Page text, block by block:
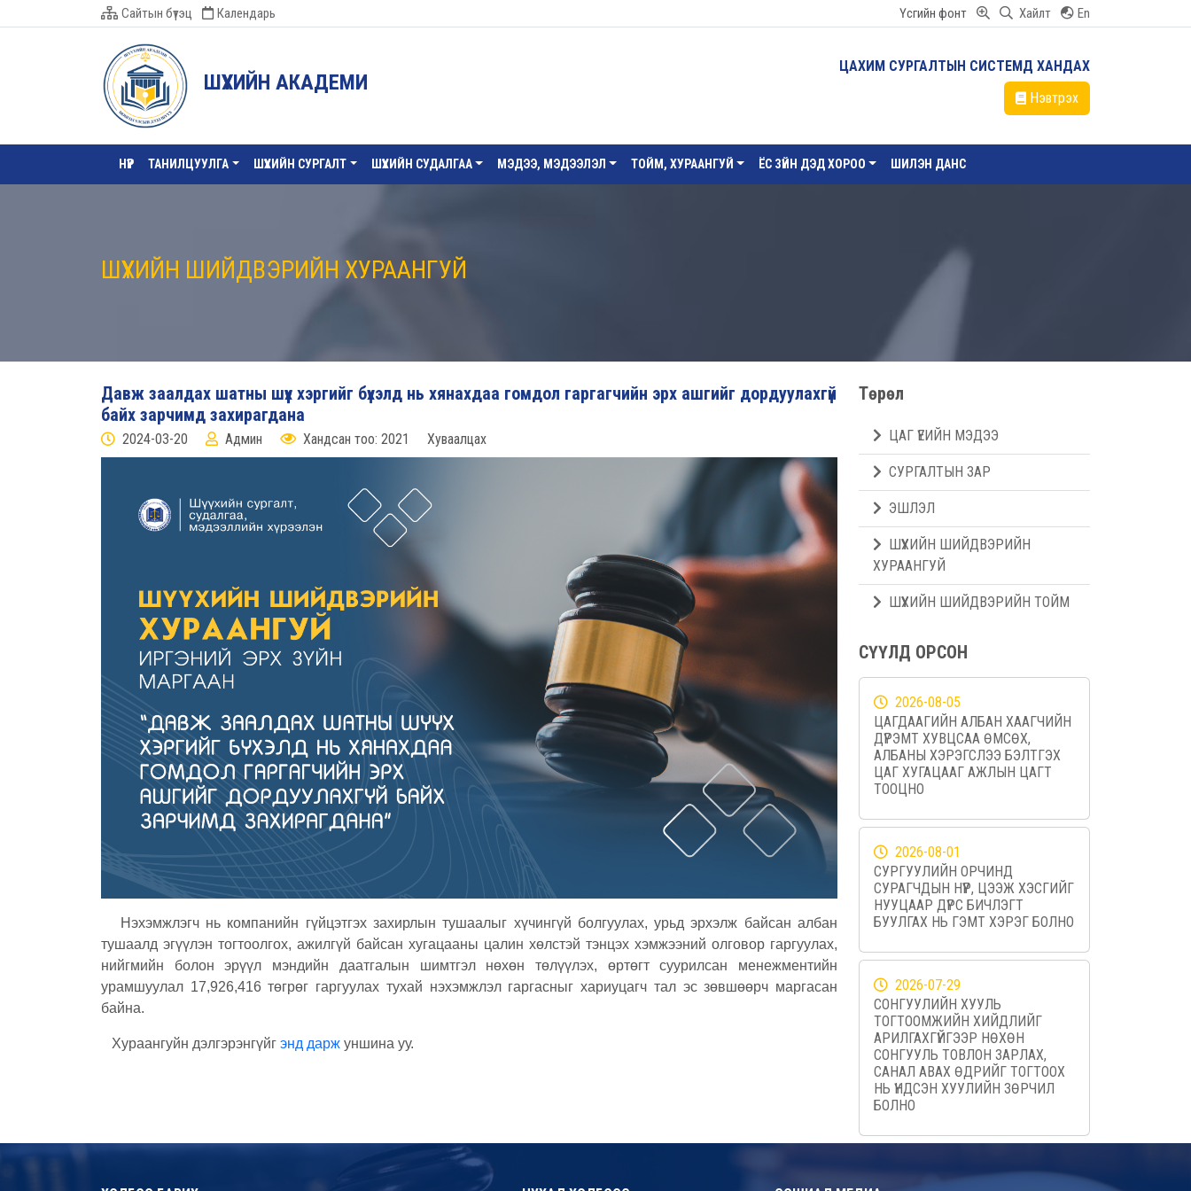
Сайтын бүтэц Календарь Үсгийн фонт Хайлт En
ШҮҮХИЙН АКАДЕМИ
ЦАХИМ СУРГАЛТЫН СИСТЕМД ХАНДАХ
Нэвтрэх
НҮҮР ТАНИЛЦУУЛГА ШҮҮХИЙН СУРГАЛТ ШҮҮХИЙН СУДАЛГАА МЭДЭЭ, МЭДЭЭЛЭЛ ТОЙМ, ХУРААНГУЙ ЁС ЗҮЙН ДЭД ХОРОО ШИЛЭН ДАНС
ШҮҮХИЙН ШИЙДВЭРИЙН ХУРААНГУЙ
Давж заалдах шатны шүүх хэргийг бүхэлд нь хянахдаа гомдол гаргагчийн эрх ашгийг дордуулахгүй
байх зарчимд захирагдана
2024-03-20 Админ Хандсан тоо: 2021 Хуваалцах
Нэхэмжлэгч нь компанийн гүйцэтгэх захирлын тушаалыг хүчингүй болгуулах, урьд эрхэлж байсан албан
тушаалд эгүүлэн тогтоолгох, ажилгүй байсан хугацааны цалин хөлстэй тэнцэх хэмжээний олговор гаргуулах,
нийгмийн болон эрүүл мэндийн даатгалын шимтгэл нөхөн төлүүлэх, өртөгт суурилсан менежментийн
урамшуулал 17,926,416 төгрөг гаргуулах тухай нэхэмжлэл гаргасныг хариуцагч тал эс зөвшөөрч маргасан
байна.
Хураангуйн дэлгэрэнгүйг энд дарж уншина уу.
Төрөл
ЦАГ ҮЕИЙН МЭДЭЭ
СУРГАЛТЫН ЗАР
ЭШЛЭЛ
ШҮҮХИЙН ШИЙДВЭРИЙН
ХУРААНГУЙ
ШҮҮХИЙН ШИЙДВЭРИЙН ТОЙМ
СҮҮЛД ОРСОН
2026-08-05
ЦАГДААГИЙН АЛБАН ХААГЧИЙН
ДҮРЭМТ ХУВЦСАА ӨМСӨХ,
АЛБАНЫ ХЭРЭГСЛЭЭ БЭЛТГЭХ
ЦАГ ХУГАЦААГ АЖЛЫН ЦАГТ
ТООЦНО
2026-08-01
СУРГУУЛИЙН ОРЧИНД
СУРАГЧДЫН НҮҮР, ЦЭЭЖ ХЭСГИЙГ
НУУЦААР ДҮРС БИЧЛЭГТ
БУУЛГАХ НЬ ГЭМТ ХЭРЭГ БОЛНО
2026-07-29
СОНГУУЛИЙН ХУУЛЬ
ТОГТООМЖИЙН ХИЙДЛИЙГ
АРИЛГАХГҮЙГЭЭР НӨХӨН
СОНГУУЛЬ ТОВЛОН ЗАРЛАХ,
САНАЛ АВАХ ӨДРИЙГ ТОГТООХ
НЬ ҮНДСЭН ХУУЛИЙН ЗӨРЧИЛ
БОЛНО